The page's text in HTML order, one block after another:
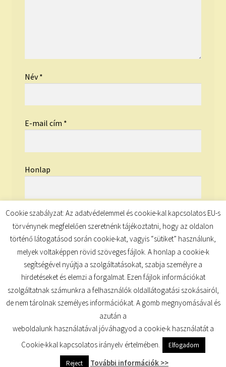
Név*
E-mail cím *
Honlap
© TUDATKULCS 2026
Cookie szabályzat: Az adatvédelemmel és cookie-kal kapcsolatos EU-s
törvénynek megfelelően szeretnénk tájékoztatni, hogy az oldalon
történő látogatásod során cookie-kat, vagyis “sütiket” használunk,
melyek voltaképpen rövid szöveges fájlok. A honlap a cookie-k
segítségével nyújtja a szolgáltatásokat, szabja személyre a
hirdetéseket és elemzi a forgalmat. Ezen fájlok információkat
szolgáltatnak számunkra a felhasználók oldallátogatási szokásairól,
de nem tárolnak személyes információkat. A gomb megnyomásával és
azután a
weboldalunk használatával jóváhagyod a cookie-k használatát a
Cookie-kkal kapcsolatos irányelv értelmében.
Elfogadom
Reject További információk >>